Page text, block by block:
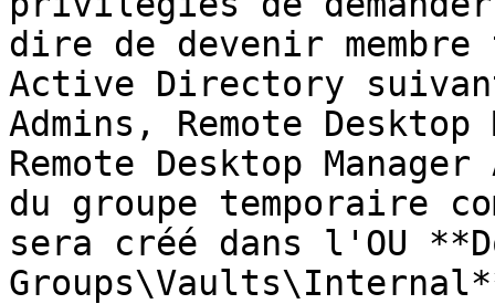
dire de devenir membre
Active Directory
Admins, Remote
Remote Desktop
du groupe temporaire
sera créé dans l'OU